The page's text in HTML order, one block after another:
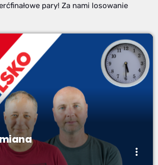
pary! Za nami losowanie
more_vert